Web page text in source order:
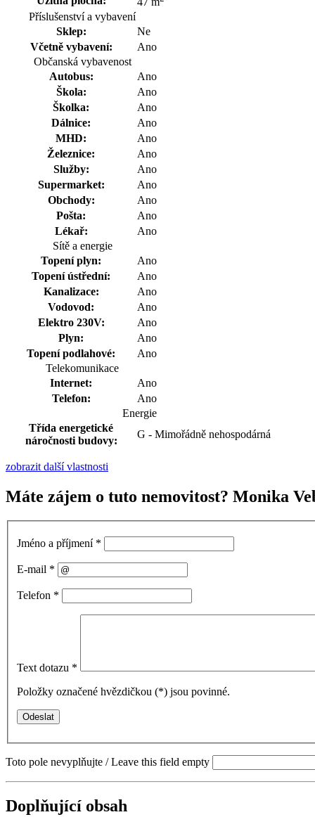
Příslušenství a vybavení
Sklep:
Ne
Včetně vybavení:
Ano
Občanská vybavenost
Autobus:
Ano
Škola:
Ano
Školka:
Ano
Dálnice:
Ano
MHD:
Ano
Železnice:
Ano
Služby:
Ano
Supermarket:
Ano
Obchody:
Ano
Pošta:
Ano
Lékař:
Ano
Sítě a energie
Topení plyn:
Ano
Topení ústřední:
Ano
Kanalizace:
Ano
Vodovod:
Ano
Elektro 230V:
Ano
Plyn:
Ano
Topení podlahové:
Ano
Telekomunikace
Internet:
Ano
Telefon:
Ano
Energie
Třída energetické
náročnosti budovy:
G - Mimořádně nehospodárná
zobrazit další vlastnosti
Máte zájem o tuto nemovitost? Monika
Jméno a příjmení *
E-mail *
Telefon *
Text dotazu *
Položky označené hvězdičkou (*) jsou povinné.
Toto pole nevyplňujte / Leave this field empty
Doplňující obsah